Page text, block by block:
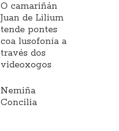
O camariñán
Juan de Lilium
tende pontes
coa lusofonía a
través dos
videoxogos
Nemiña
Concilia